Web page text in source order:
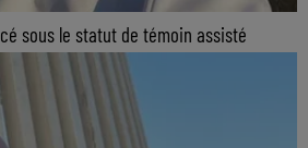
sous le statut de témoin assisté